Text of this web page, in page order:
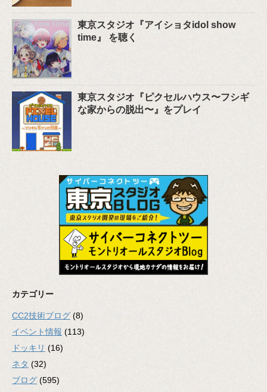
東京スタジオ『アイショタidol show
time』 を聴く
東京スタジオ『ピクセルハウス〜フシギ
な家からの脱出〜』をプレイ
カテゴリー
CC2技術ブログ (8)
イベント情報 (113)
ドッキリ (16)
ネタ (32)
ブログ (595)